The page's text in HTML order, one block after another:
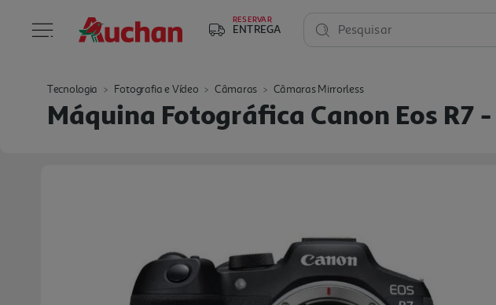
RESERVAR
ENTREGA Pesquisar
Tecnologia Fotografia e Vídeo Câmaras Câmaras Mirrorless
Máquina Fotográfica Canon Eos R7